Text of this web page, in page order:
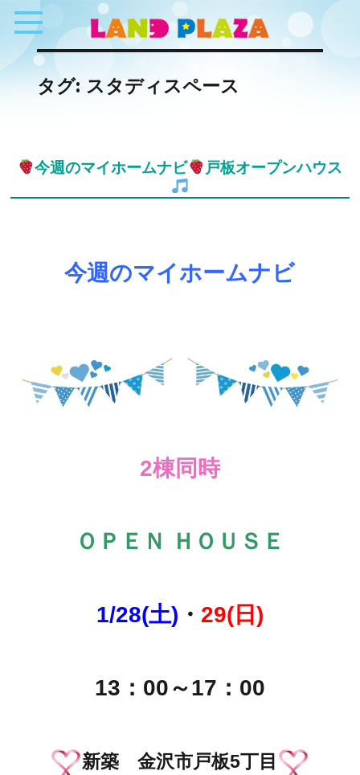
タグ: スタディスペース
今週のマイホームナビ 戸板オープンハウス
今週のマイホームナビ
2棟同時
ＯＰＥＮ ＨＯＵＳＥ
1/28(土) ・ 29(日)
13：00～17：00
新築 金沢市戸板5丁目